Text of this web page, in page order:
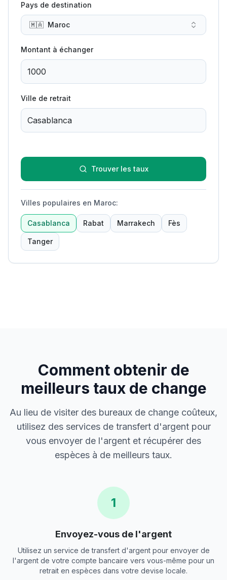
Pays de destination
🇲🇦 Maroc
Montant à échanger
Ville de retrait
Trouver les taux
Villes populaires en Maroc:
Casablanca Rabat Marrakech Fès
Tanger
Comment obtenir de
meilleurs taux de change
Au lieu de visiter des bureaux de change coûteux,
utilisez des services de transfert d'argent pour
vous envoyer de l'argent et récupérer des
espèces à de meilleurs taux.
1
Envoyez-vous de l'argent
Utilisez un service de transfert d'argent pour envoyer de
l'argent de votre compte bancaire vers vous-même pour un
retrait en espèces dans votre devise locale.